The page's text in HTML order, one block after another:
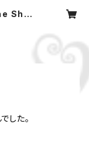
Sho
した。